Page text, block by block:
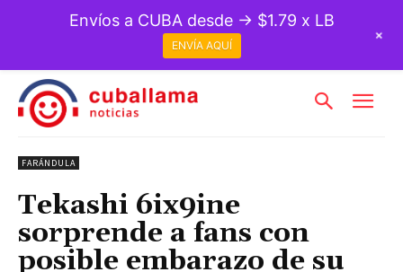
FARÁNDULA
Tekashi 6ix9ine
sorprende a fans con
posible embarazo de su
Envíos a CUBA desde → $1.79 x LB
ENVÍA AQUÍ
+